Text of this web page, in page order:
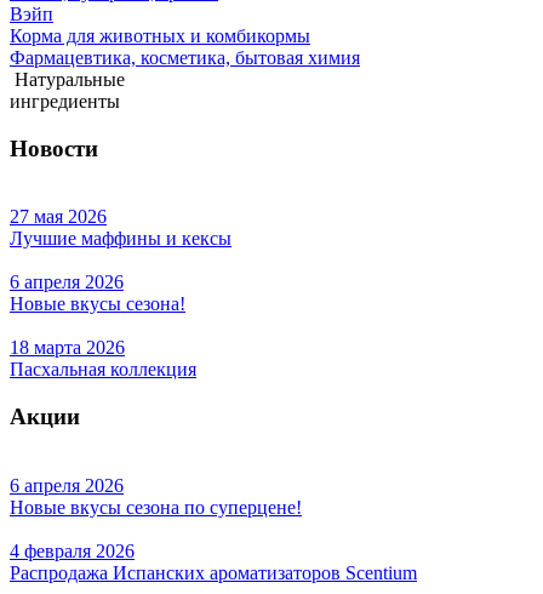
Вэйп
Корма для животных и комбикормы
Фармацевтика, косметика, бытовая химия
Натуральные
ингредиенты
Новости
27 мая 2026
Лучшие маффины и кексы
6 апреля 2026
Новые вкусы сезона!
18 марта 2026
Пасхальная коллекция
Акции
6 апреля 2026
Новые вкусы сезона по суперцене!
4 февраля 2026
Распродажа Испанских ароматизаторов Scentium